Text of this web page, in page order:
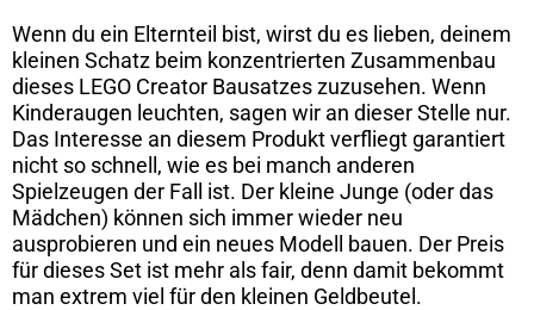
Wenn du ein Elternteil bist, wirst du es lieben, deinem
kleinen Schatz beim konzentrierten Zusammenbau
dieses LEGO Creator Bausatzes zuzusehen. Wenn
Kinderaugen leuchten, sagen wir an dieser Stelle nur.
Das Interesse an diesem Produkt verfliegt garantiert
nicht so schnell, wie es bei manch anderen
Spielzeugen der Fall ist. Der kleine Junge (oder das
Mädchen) können sich immer wieder neu
ausprobieren und ein neues Modell bauen. Der Preis
für dieses Set ist mehr als fair, denn damit bekommt
man extrem viel für den kleinen Geldbeutel.